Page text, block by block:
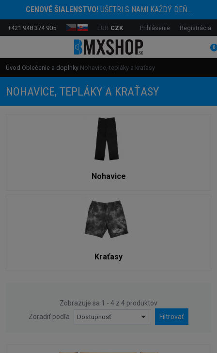
CENOVÉ ŠIALENSTVO!UŠETRI S NAMI KAŽDÝ DEŇ...
+421 948 374 905 EUR CZK Prihlásenie Registrácia
0
Úvod Oblečenie a doplnky Nohavice, tepláky a kraťasy
NOHAVICE, TEPLÁKY A KRAŤASY
Nohavice
Kraťasy
Zobrazuje sa 1 - 4 z 4 produktov
Zoradiť podľa
Dostupnosť Filtrovať